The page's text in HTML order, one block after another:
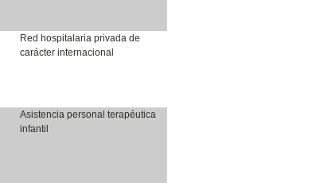
Red hospitalaria privada de
carácter internacional
Asistencia personal terapéutica
infantil